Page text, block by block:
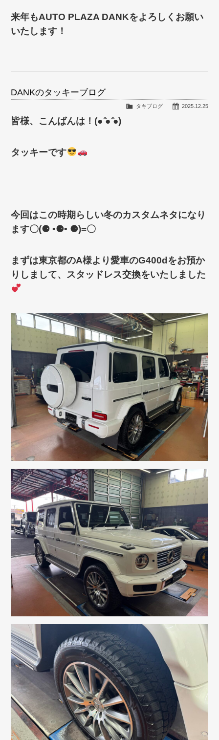
来年もAUTO PLAZA DANKをよろしくお願い
いたします！
DANKのタッキーブログ
2025.12.25
タキブログ
皆様、こんばんは！(● ̍̑● ̍̑●)
タッキーです
今回はこの時期らしい冬のカスタムネタになり
ます〇(⚈ •⚈• ⚈)=〇
まずは東京都のA様より愛車のG400dをお預か
りしまして、 スタッドレス交換をいたしました